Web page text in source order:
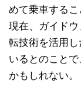
めて乗車するこ
現在、ガイド
転技術を活用
いるとのこと
かもしれない。